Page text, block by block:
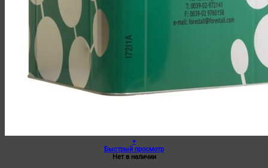
+
Быстрый просмотр
Нет в наличии